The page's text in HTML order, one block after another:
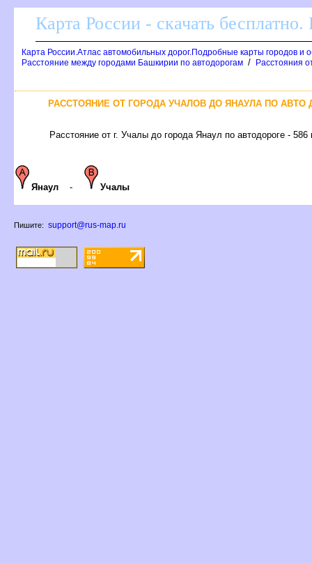
Карта России - скачать
Карта России.Атлас автомобильных дорог.Подробные карты городов и
Расстояние между городами Башкирии по автодорогам / Расстояния
РАССТОЯНИЕ ОТ ГОРОДА УЧАЛОВ ДО ЯНАУЛА ПО
Расстояние от г. Учалы до города Янаул по автодороге - 586
Янаул - Учалы
Пишите: support@rus-map.ru